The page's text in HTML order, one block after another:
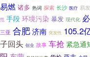
易燃 诸多 热词 探索 长沙 医疗 易
范 手段 环境污染 暴发 现代化
三亚 合肥济南 突发性 105.2
子回头 创业 故事 车抢 紧急通